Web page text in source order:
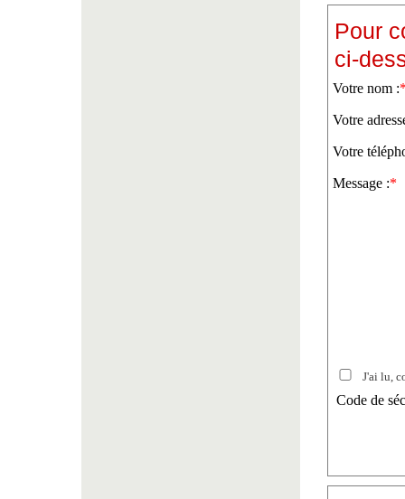
Pour
ci-
Votre nom :
Votre
Votre
Message :*
J'ai lu,
Code de